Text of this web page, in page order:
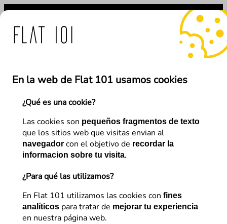
En la web de Flat 101 usamos cookies
¿Qué es una cookie?
Las cookies son pequeños fragmentos de texto
que los sitios web que visitas envian al
navegador con el objetivo de recordar la
informacion sobre tu visita.
¿Para qué las utilizamos?
En Flat 101 utilizamos las cookies con fines
analíticos para tratar de mejorar tu experiencia
en nuestra página web.
Saltar
contenido
Flat 101 ante el uso
Anterior Siguiente
Analítica Web , Conversión – CRO
Adobe Target:
funcionalidades avanzadas y
casos de uso